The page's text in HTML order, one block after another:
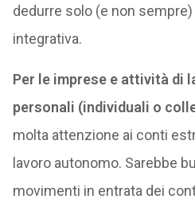
dedurre solo (e non
integrativa.
Per le imprese e attività di
personali (individuali o
molta attenzione ai conti
lavoro autonomo. Sarebbe
movimenti in entrata dei